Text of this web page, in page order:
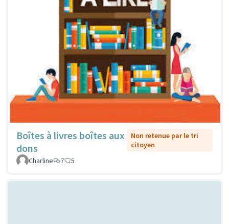
Boîtes à livres boîtes aux
dons
Non retenue par le tri
citoyen
Charline
7 5